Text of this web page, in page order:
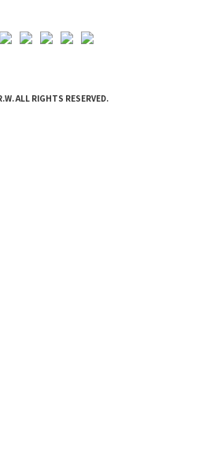
ALL RIGHTS RESERVED.